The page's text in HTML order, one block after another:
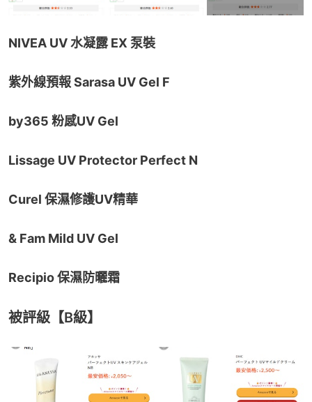
NIVEA UV 水凝露 EX 泵裝
紫外線預報 Sarasa UV Gel F
by365 粉感UV Gel
Lissage UV Protector Perfect N
Curel 保濕修護UV精華
& Fam Mild UV Gel
Recipio 保濕防曬霜
被評級【B級】